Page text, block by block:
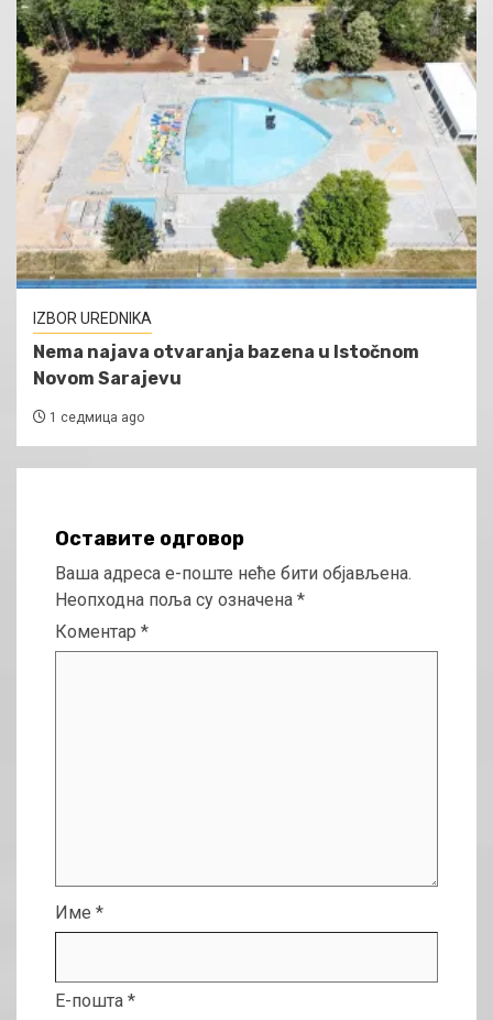
IZBOR UREDNIKA
Nema najava otvaranja bazena u Istočnom
Novom Sarajevu
1 седмица ago
Оставите одговор
Ваша адреса е-поште неће бити објављена.
Неопходна поља су означена *
Коментар *
Име *
Е-пошта *